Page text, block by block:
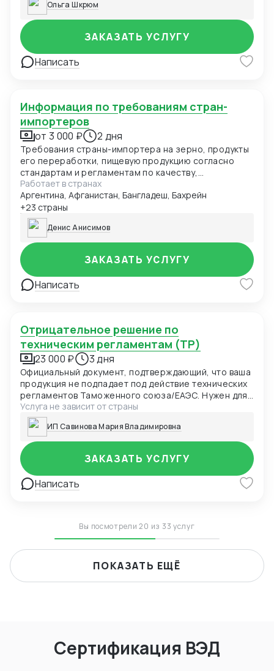
Ольга Шкрюм
Написать
ЗАКАЗАТЬ УСЛУГУ
Информация по требованиям стран-
импортеров
от 3 000 ₽ 2 дня
Требования страны-импортера на зерно, продукты
его переработки, пищевую продукцию согласно
стандартам и регламентам по качеству,
безопасности и иным требованиям. Данные могут
быть представлены в виде чек-листа, формат Excel,
pdf. Первый заказ бесплатно в рамках специального
предложения.
Работает в странах
Аргентина, Афганистан, Бангладеш, Бахрейн
+23 страны
Денис Анисимов
Написать
ЗАКАЗАТЬ УСЛУГУ
Отрицательное решение по
техническим регламентам (ТР)
23 000 ₽ 3 дня
Официальный документ, подтверждающий, что ваша
продукция не подпадает под действие технических
регламентов Таможенного союза/ЕАЭС. Нужен для
таможни, маркетплейсов и проверяющих органов
как доказательство отсутствия необходимости
сертификации.
Услуга не зависит от страны
ИП Савинова Мария Владимировна
Написать
ЗАКАЗАТЬ УСЛУГУ
Вы посмотрели 20 из 33 услуг
ПОКАЗАТЬ ЕЩЁ
Сертификация ВЭД